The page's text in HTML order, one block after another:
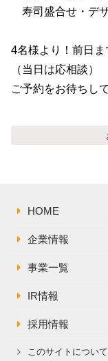
適時開示資
寿司盛合せ・デ
4名様より！前日ま
（当日は応相談）
ご予約をお待ちし
HOME
企業情報
事業一覧
IR情報
採用情報
このサイトについて